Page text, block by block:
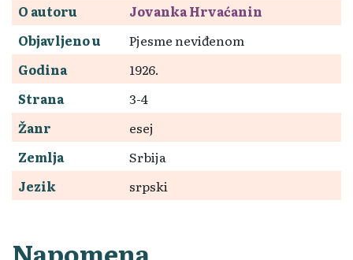
O autoru
Jovanka Hrvaćanin
Objavljeno u
Pjesme neviđenom
Godina
1926.
Strana
3-4
Žanr
esej
Zemlja
Srbija
Jezik
srpski